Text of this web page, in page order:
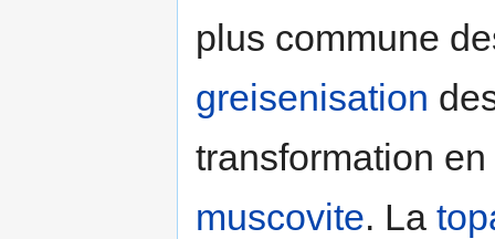
plus commune
greisenisation
transformation
muscovite. La